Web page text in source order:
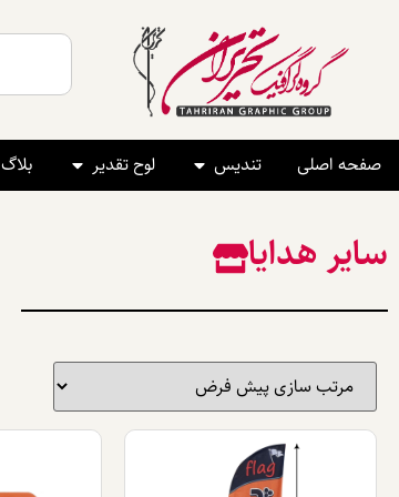
صفحه اصلی تندیس لوح تقدیر بلاگ
سایر هدایا